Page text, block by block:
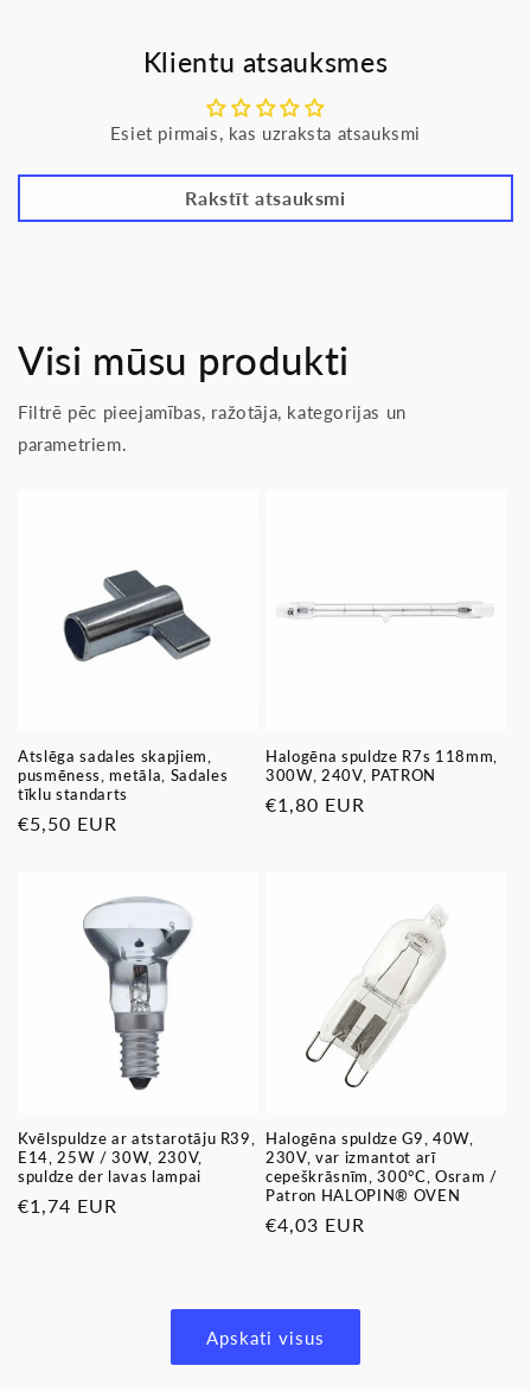
Klientu atsauksmes
Esiet pirmais, kas uzraksta atsauksmi
Rakstīt atsauksmi
Visi mūsu produkti
Filtrē pēc pieejamības, ražotāja, kategorijas un
parametriem.
Atslēga sadales skapjiem,
pusmēness, metāla, Sadales
tīklu standarts
Parastā
€5,50 EUR
Halogēna spuldze R7s 118mm,
300W, 240V, PATRON
Parastā
€1,80 EUR
Kvēlspuldze ar atstarotāju R39,
E14, 25W / 30W, 230V,
spuldze der lavas lampai
Parastā
€1,74 EUR
Halogēna spuldze G9, 40W,
230V, var izmantot arī
cepeškrāsnīm, 300°C, Osram /
Patron HALOPIN® OVEN
Parastā
€4,03 EUR
Apskati visus